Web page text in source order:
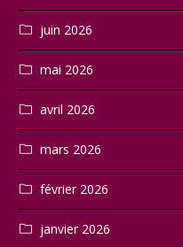
juin 2026
mai 2026
avril 2026
mars 2026
février 2026
janvier 2026